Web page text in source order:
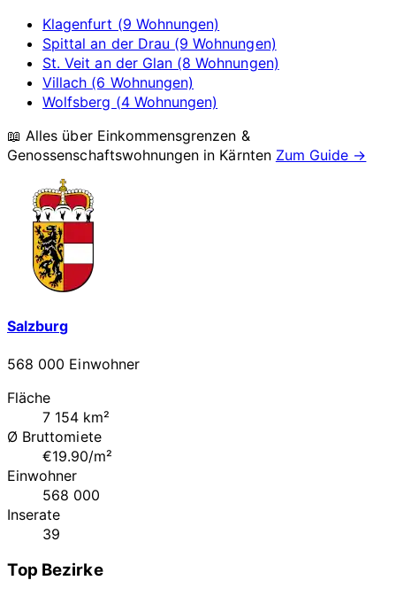
Klagenfurt (9 Wohnungen)
Spittal an der Drau (9 Wohnungen)
St. Veit an der Glan (8 Wohnungen)
Villach (6 Wohnungen)
Wolfsberg (4 Wohnungen)
📖 Alles über Einkommensgrenzen &
Genossenschaftswohnungen in Kärnten Zum Guide →
Salzburg
568 000 Einwohner
Fläche
7 154 km²
Ø Bruttomiete
€19.90/m²
Einwohner
568 000
Inserate
39
Top Bezirke